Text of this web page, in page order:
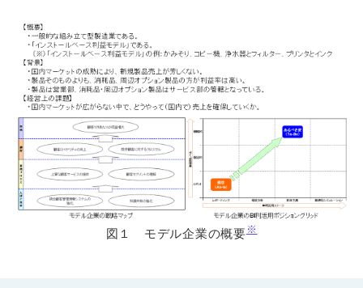
図１ モデル企業の概要※